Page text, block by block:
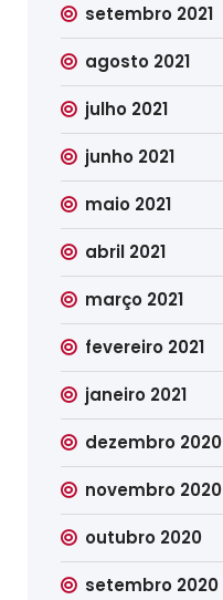
setembro 2021
agosto 2021
julho 2021
junho 2021
maio 2021
abril 2021
março 2021
fevereiro 2021
janeiro 2021
dezembro 2020
novembro 2020
outubro 2020
setembro 2020